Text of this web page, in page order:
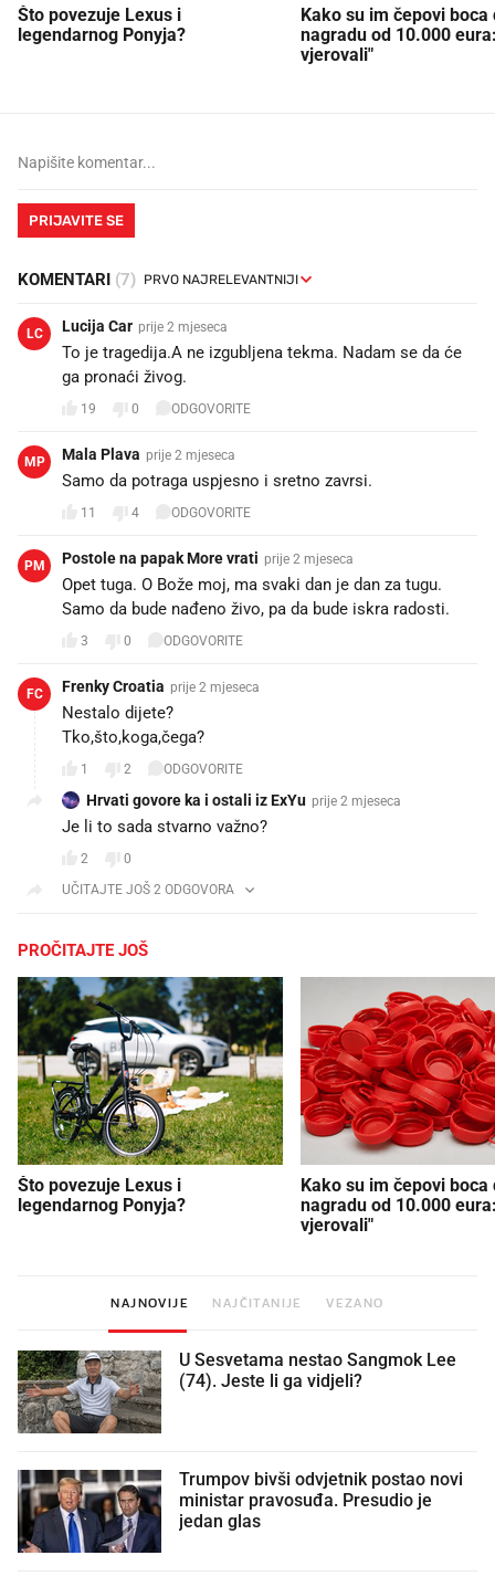
Što povezuje Lexus i
legendarnog Ponyja?
Kako su im čepovi boca
nagradu od 10.000
vjerovali"
PRIJAVITE SE
KOMENTARI (7)
LC Lucija Car prije 2 mjeseca
To je tragedija.A ne izgubljena tekma. Nadam se da će
ga pronaći živog.
19 0 ODGOVORITE
MP Mala Plava prije 2 mjeseca
Samo da potraga uspjesno i sretno zavrsi.
11 4 ODGOVORITE
PM Postole na papak More vrati prije 2 mjeseca
Opet tuga. O Bože moj, ma svaki dan je dan za tugu.
Samo da bude nađeno živo, pa da bude iskra radosti.
3 0 ODGOVORITE
FC Frenky Croatia prije 2 mjeseca
Nestalo dijete?
Tko,što,koga,čega?
1 2 ODGOVORITE
Hrvati govore ka i ostali iz ExYu prije 2 mjeseca
Je li to sada stvarno važno?
2
0
UČITAJTE JOŠ 2 ODGOVORA
PROČITAJTE JOŠ
Što povezuje Lexus i
legendarnog Ponyja?
Kako su im čepovi boca
nagradu od 10.000
vjerovali"
NAJNOVIJE NAJČITANIJE VEZANO
U Sesvetama nestao Sangmok Lee
(74). Jeste li ga vidjeli?
Trumpov bivši odvjetnik postao novi
ministar pravosuđa. Presudio je
jedan glas